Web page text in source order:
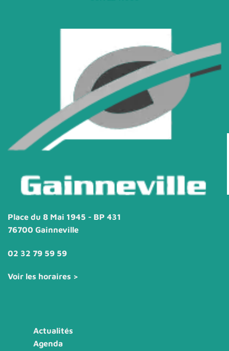
Place du 8 Mai 1945 - BP 431
76700 Gainneville
02 32 79 59 59
Voir les horaires >
Actualités
Agenda